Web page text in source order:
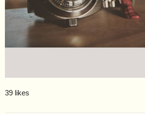
39 likes